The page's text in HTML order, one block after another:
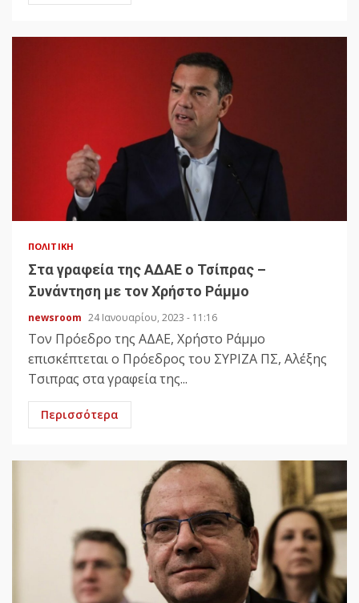
ΠΟΛΙΤΙΚΉ
Στα γραφεία της ΑΔΑΕ ο Τσίπρας –
Συνάντηση με τον Χρήστο Ράμμο
newsroom 24 Ιανουαρίου, 2023 - 11:16
Τον Πρόεδρο της ΑΔΑΕ, Χρήστο Ράμμο
επισκέπτεται ο Πρόεδρος του ΣΥΡΙΖΑ ΠΣ, Αλέξης
Τσιπρας στα γραφεία της...
Περισσότερα